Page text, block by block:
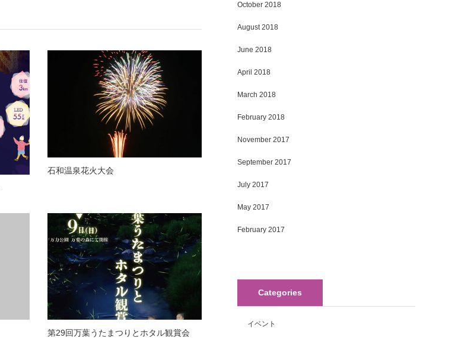
石和温泉花火大会
第29回万葉うたまつりとホタル観賞会
October 2018
August 2018
June 2018
April 2018
March 2018
February 2018
November 2017
September 2017
July 2017
May 2017
February 2017
Categories
イベント